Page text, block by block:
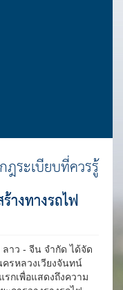
กฎระเบียบที่ควรรู้
างทางรถไฟ
าว - จีน จำกัด ได้จัด
รหลวงเวียงจันทน์
รกเพื่อแสดงถึงความ